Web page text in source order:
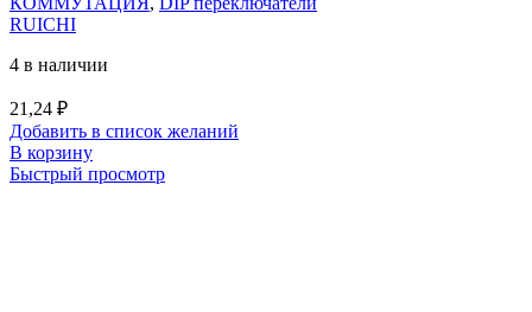
RUICHI
4 в наличии
21,24 ₽
Добавить в список желаний
В корзину
Быстрый просмотр